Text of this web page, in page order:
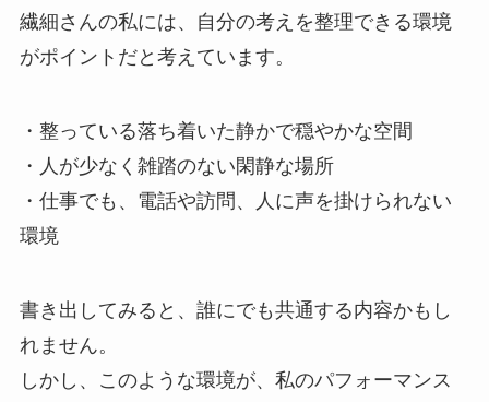
繊細さんの私には、自分の考えを整理できる環境
がポイントだと考えています。
・整っている落ち着いた静かで穏やかな空間
・人が少なく雑踏のない閑静な場所
・仕事でも、電話や訪問、人に声を掛けられない
環境
書き出してみると、誰にでも共通する内容かもし
れません。
しかし、このような環境が、私のパフォーマンス